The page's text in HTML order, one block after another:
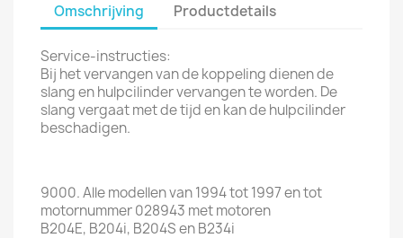
Omschrijving Productdetails
Service-instructies:
Bij het vervangen vande koppelingdienende
slang enhulpcilinder vervangen te worden. De
slangvergaatmetde tijd enkande hulpcilinder
beschadigen.
9000. Alle modellen van 1994 tot 1997 en tot
motornummer 028943 met motoren
B204E, B204i, B204S en B234i